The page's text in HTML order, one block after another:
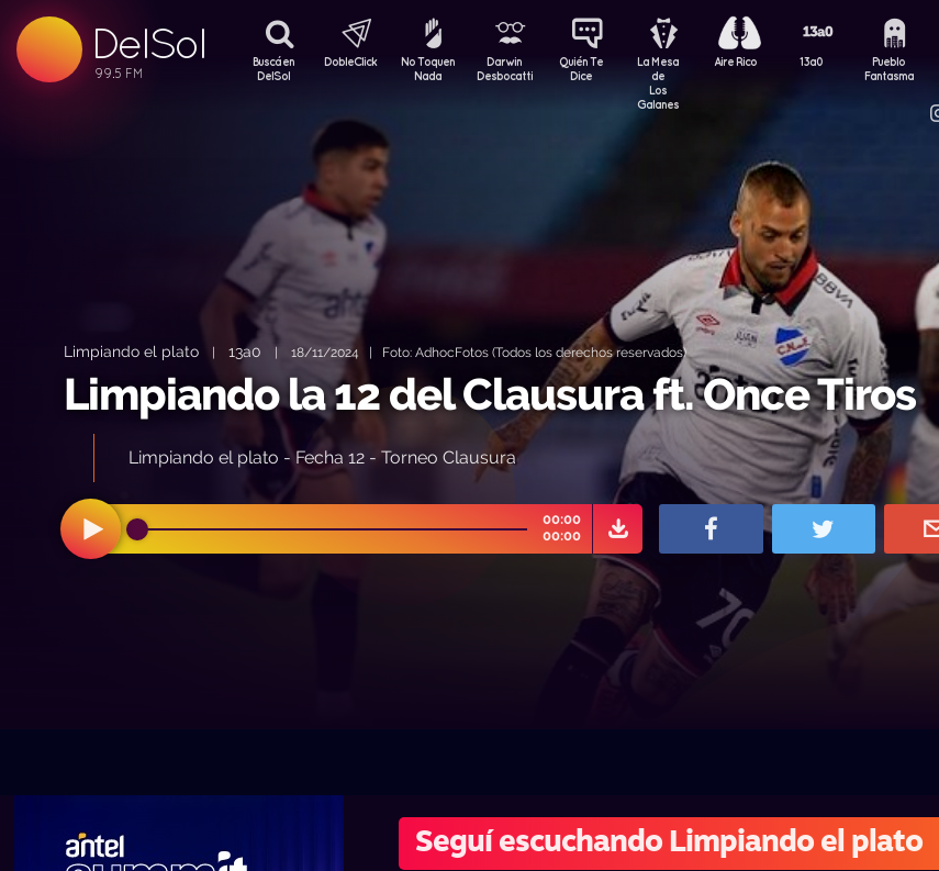
DelSol
99.5 FM
99.5 FM
99.5 FM
Buscá en
DelSol
DobleClick
No Toquen
Nada
Darwin
Desbocatti
Quién Te
Dice
La Mesa
de
Los
Galanes
Aire Rico 13a0
Pueblo
Fantasma
Limpiando el plato| 13a0 | 18/11/2024 | Foto: AdhocFotos (Todos los derechos reservados)
Limpiando la 12 del Clausura ft. Once Tiros
Limpiando el plato - Fecha 12 - Torneo Clausura
00:00
00:00
Seguí escuchando Limpiando el plato